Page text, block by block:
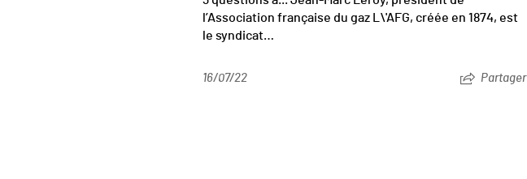
l’Association française du gaz L\'AFG, créée en 1874, est
le syndicat…
16/07/22 Partager